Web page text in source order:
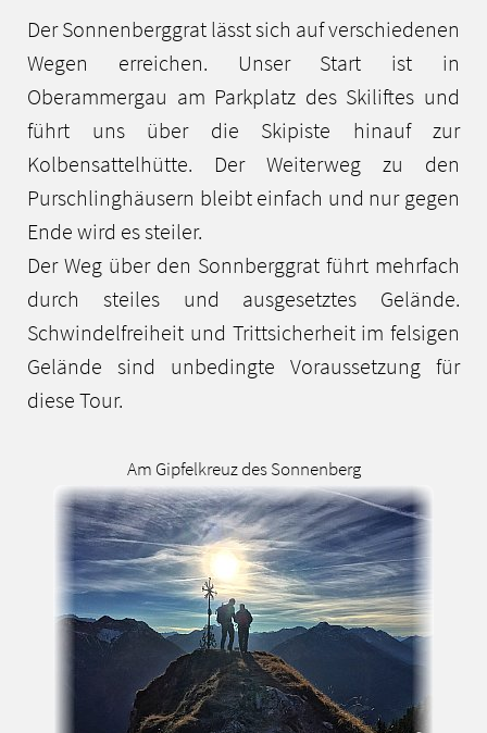
Der Sonnenberggrat lässt sich auf verschiedenen
Wegen erreichen. Unser Start ist in
Oberammergau am Parkplatz des Skiliftes und
führt uns über die Skipiste hinauf zur
Kolbensattelhütte. Der Weiterweg zu den
Purschlinghäusern bleibt einfach und nur gegen
Ende wird es steiler.
Der Weg über den Sonnberggrat führt mehrfach
durch steiles und ausgesetztes Gelände.
Schwindelfreiheit und Trittsicherheit im felsigen
Gelände sind unbedingte Voraussetzung für
diese Tour.
Am Gipfelkreuz des Sonnenberg